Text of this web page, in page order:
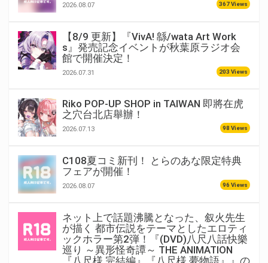
2026.08.07 367 Views
【8/9 更新】『VivA! 緜/wata Art Work
s』発売記念イベントが秋葉原ラジオ会
館で開催決定！
2026.07.31 203 Views
Riko POP-UP SHOP in TAIWAN 即將在虎
之穴台北店舉辦！
2026.07.13 98 Views
C108夏コミ新刊！ とらのあな限定特典
フェアが開催！
2026.08.07 96 Views
ネット上で話題沸騰となった、叙火先生
が描く 都市伝説をテーマとしたエロティ
ックホラー第2弾！『(DVD)八尺八話快樂
巡り ～異形怪奇譚～ THE ANIMATION